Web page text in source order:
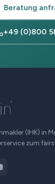
Beratung
+49 (0)800
(IHK) in
zum